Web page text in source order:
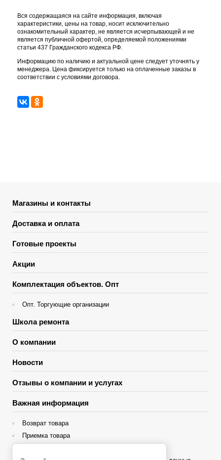
Вся содержащаяся на сайте информация, включая
характеристики, цены на товар, носит исключительно
ознакомительный характер, не является исчерпывающей и не
является публичной офертой, определяемой положениями
статьи 437 Гражданского кодекса РФ.
Информацию по наличию и актуальной цене следует уточнять у
менеджера. Цена фиксируется только на оплаченные заказы в
соответствии с условиями договора.
Магазины и контакты
Доставка и оплата
Готовые проекты
Акции
Комплектация объектов. Опт
Опт. Торгующие организации
Школа ремонта
О компании
Новости
Отзывы о компании и услугах
Важная информация
Возврат товара
Приемка товара